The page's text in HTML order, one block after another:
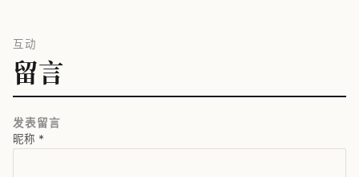
互动
留言
发表留言
昵称 *